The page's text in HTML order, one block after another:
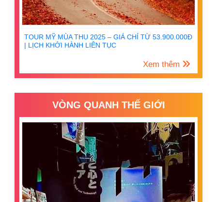
TOUR MỸ MÙA THU 2025 – GIÁ CHỈ TỪ 53.900.000Đ
| LỊCH KHỞI HÀNH LIÊN TỤC
Xem thêm
VÒNG QUANH THẾ GIỚI